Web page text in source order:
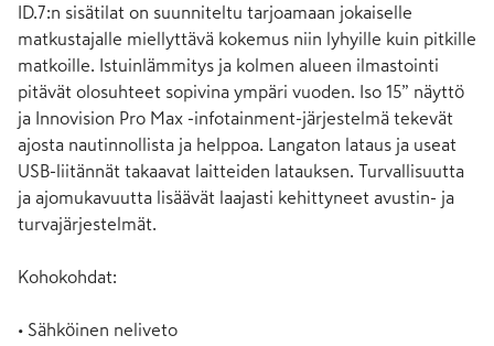
ID.7:n sisätilat on suunniteltu tarjoamaan jokaiselle
matkustajalle miellyttävä kokemus niin lyhyille kuin pitkille
matkoille. Istuinlämmitys ja kolmen alueen ilmastointi
pitävät olosuhteet sopivina ympäri vuoden. Iso 15” näyttö
ja Innovision Pro Max -infotainment-järjestelmä tekevät
ajosta nautinnollista ja helppoa. Langaton lataus ja useat
USB-liitännät takaavat laitteiden latauksen. Turvallisuutta
ja ajomukavuutta lisäävät laajasti kehittyneet avustin- ja
turvajärjestelmät.
Kohokohdat:
• Sähköinen neliveto